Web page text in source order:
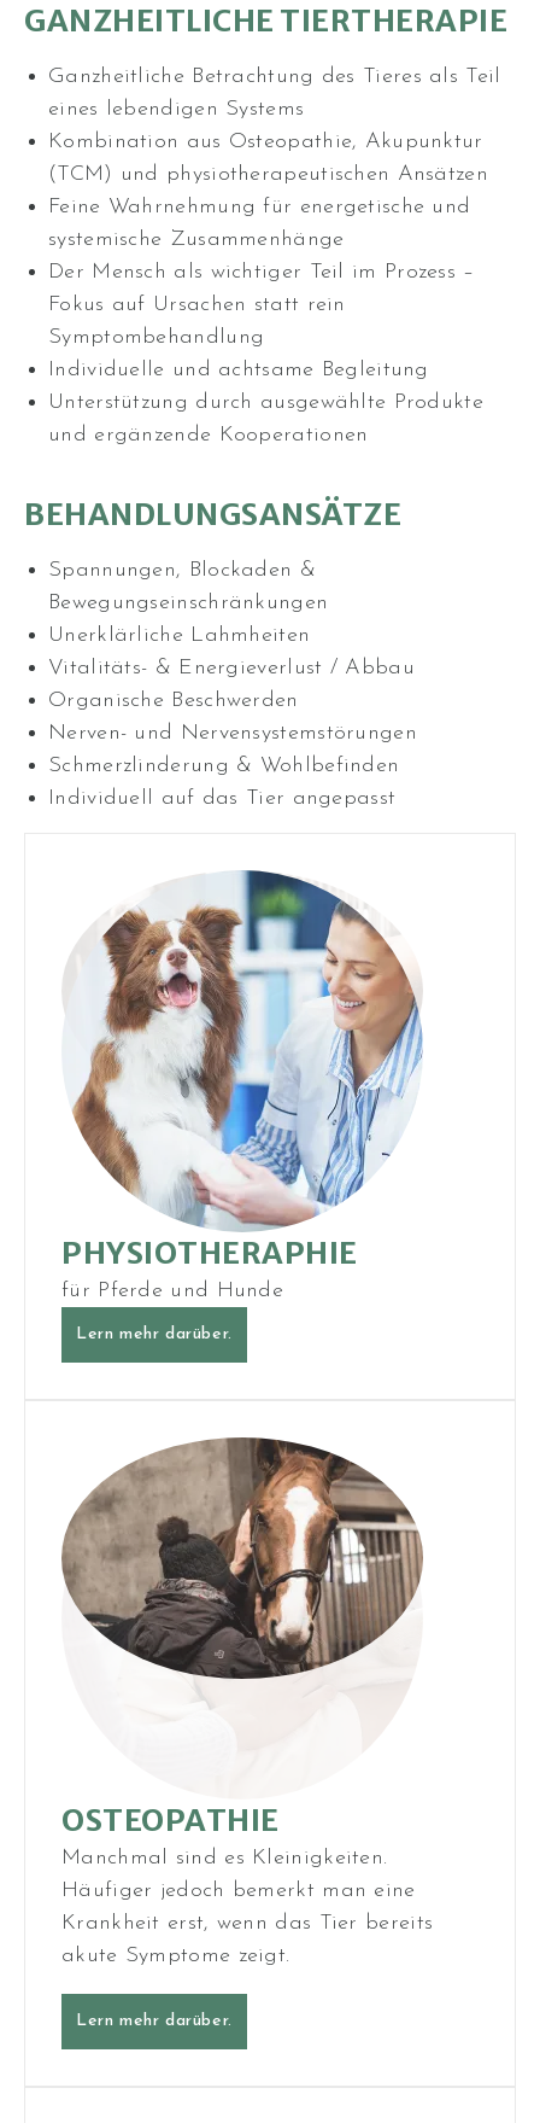
GANZHEITLICHE TIERTHERAPIE
Ganzheitliche Betrachtung des Tieres als Teil
eines lebendigen Systems
Kombination aus Osteopathie, Akupunktur
(TCM) und physiotherapeutischen Ansätzen
Feine Wahrnehmung für energetische und
systemische Zusammenhänge
Der Mensch als wichtiger Teil im Prozess –
Fokus auf Ursachen statt rein
Symptombehandlung
Individuelle und achtsame Begleitung
Unterstützung durch ausgewählte Produkte
und ergänzende Kooperationen
BEHANDLUNGSANSÄTZE
Spannungen, Blockaden &
Bewegungseinschränkungen
Unerklärliche Lahmheiten
Vitalitäts- & Energieverlust / Abbau
Organische Beschwerden
Nerven- und Nervensystemstörungen
Schmerzlinderung & Wohlbefinden
Individuell auf das Tier angepasst
PHYSIO­THERAPHIE
für Pferde und Hunde
Lern mehr darüber.
OSTEO­PATHIE
Manchmal sind es Kleinig­keiten.
Häufiger jedoch bemerkt man eine
Krankheit erst, wenn das Tier bereits
akute Symptome zeigt.
Lern mehr darüber.